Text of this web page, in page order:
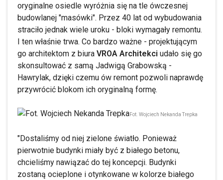
oryginalne osiedle wyróżnia się na tle ówczesnej
budowlanej "masówki". Przez 40 lat od wybudowania
straciło jednak wiele uroku - bloki wymagały remontu.
I ten właśnie trwa. Co bardzo ważne - projektującym
go architektom z biura VROA Architekci udało się go
skonsultować z samą Jadwigą Grabowską -
Hawrylak, dzięki czemu ów remont pozwoli naprawdę
przywrócić blokom ich oryginalną formę.
Fot. Wojciech Nekanda Trepka
"Dostaliśmy od niej zielone światło. Ponieważ
pierwotnie budynki miały być z białego betonu,
chcieliśmy nawiązać do tej koncepcji. Budynki
zostaną ocieplone i otynkowane w kolorze białego